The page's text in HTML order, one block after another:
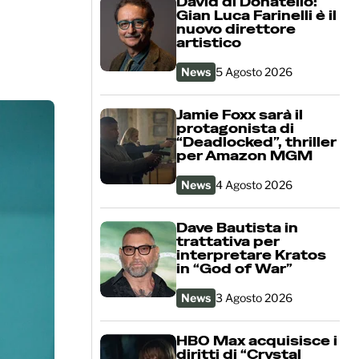
Gian Luca Farinelli è il
nuovo direttore
artistico
News 5 Agosto 2026
Jamie Foxx sarà il
protagonista di
“Deadlocked”, thriller
per Amazon MGM
News 4 Agosto 2026
Dave Bautista in
trattativa per
interpretare Kratos
in “God of War”
News 3 Agosto 2026
HBO Max acquisisce i
diritti di “Crystal